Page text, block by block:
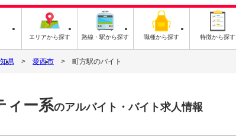
エリアから探す 路線・駅から探す 職種から探す 特徴から探す
県 愛西市 町方駅のバイト
ィー系のアルバイト・バイト求人情報